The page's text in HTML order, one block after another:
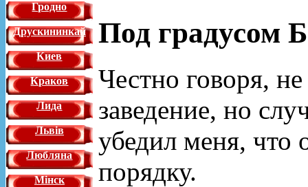
Гродно
Друскининкай
Киев
Краков
Лида
Львiв
Любляна
Мінск
Под градусом
Честно говоря,
заведение, но
убедил меня, что
порядку.